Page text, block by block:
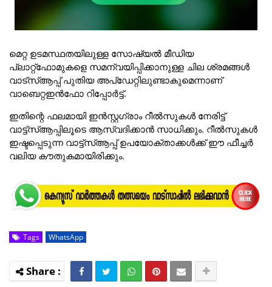
മെറ്റ ഉടമസ്ഥതയിലുള്ള സോഷ്യല്‍ മീഡിയ
പ്ലാറ്റ്‌ഫോമുകളെ സമന്വയിപ്പിക്കാനുള്ള ചില ശ്രമങ്ങള്‍
വാട്‌സ്ആപ്പ് പുതിയ അപ്‌ഡേറ്റിലുണ്ടാകുമെന്നാണ്
വാബെറ്റഇന്‍ഫോ റിപ്പോര്‍ട്ട്.
ഇതിന്റെ ഫലമായി ഇന്‍സ്റ്റഗ്രാം റീല്‍സുകള്‍ നേരിട്ട്
വാട്ട്‌സ്ആപ്പിലൂടെ ആസ്വദിക്കാന്‍ സാധിക്കും. റീല്‍സുകള്‍
ഇഷ്ടപ്പെടുന്ന വാട്ട്‌സ്ആപ്പ് ഉപയോക്താക്കള്‍ക്ക് ഈ ഫീച്ചര്‍
വലിയ കൗതുകമായിരിക്കും.
Tags WhatsApp